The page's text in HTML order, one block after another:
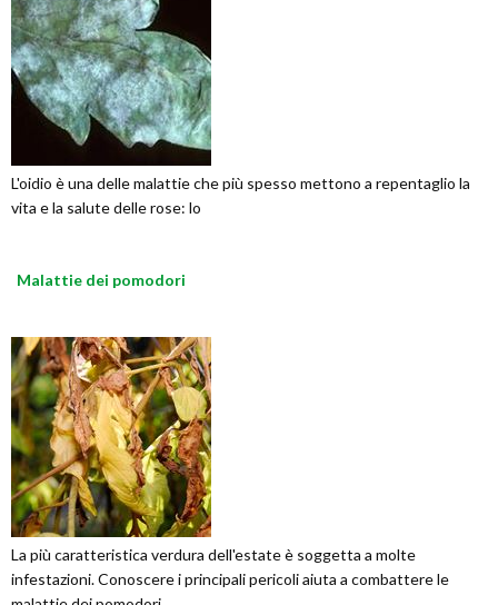
L'oidio è una delle malattie che più spesso mettono a repentaglio la
vita e la salute delle rose: lo
Malattie dei pomodori
La più caratteristica verdura dell'estate è soggetta a molte
infestazioni. Conoscere i principali pericoli aiuta a combattere le